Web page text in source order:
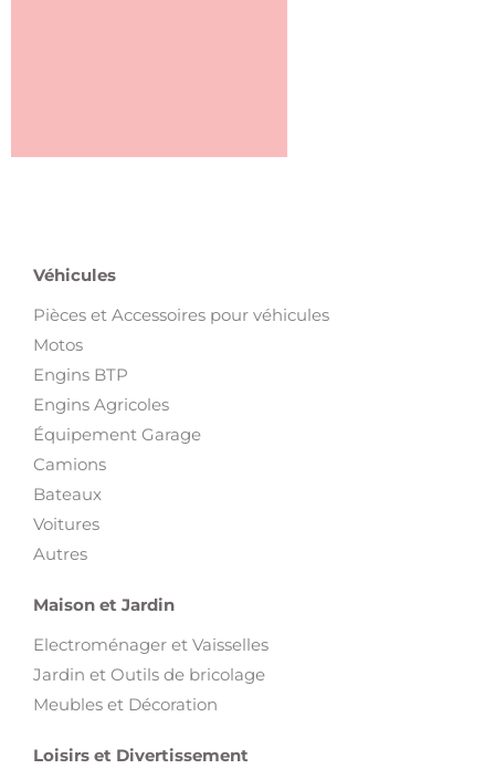
Motos
Engins BTP
Engins Agricoles
Équipement Garage
Camions
Bateaux
Voitures
Autres
Maison et Jardin
Jardin et Outils de bricolage
Meubles et Décoration
Loisirs et Divertissement
Art et Collections